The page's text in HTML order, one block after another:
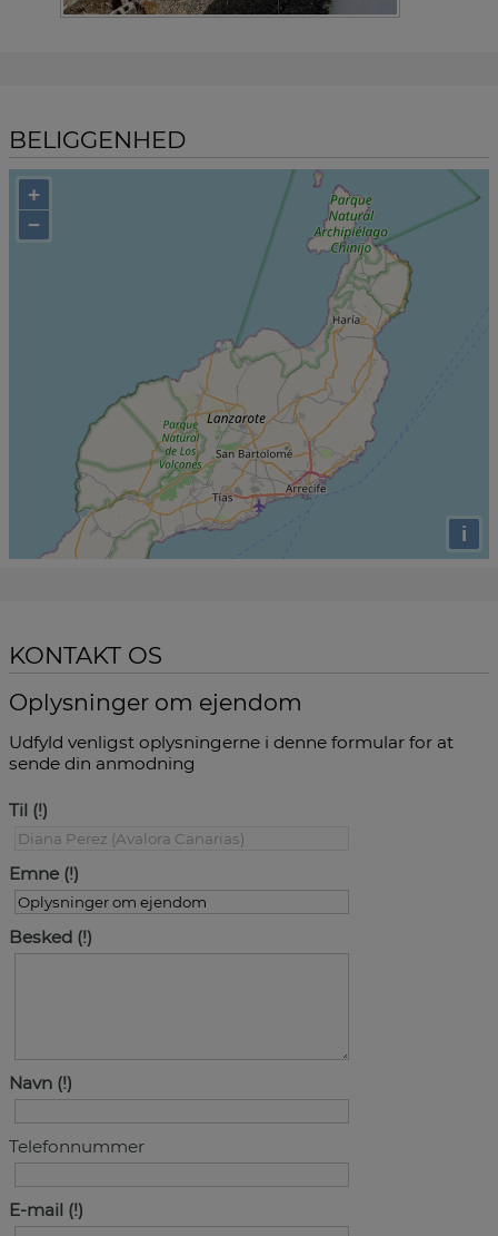
BELIGGENHED
+
−
i
KONTAKT OS
Oplysninger om ejendom
Udfyld venligst oplysningerne i denne formular for at
sende din anmodning
Til
Emne
Besked
Navn
Telefonnummer
E-mail